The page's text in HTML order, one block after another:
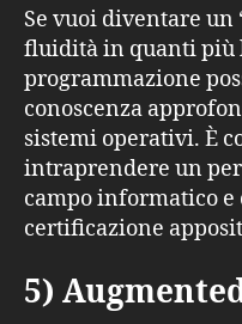
Se vuoi diventare un
fluidità in quanti più
programmazione
conoscenza
sistemi operativi. È
intraprendere un
campo informatico e
certificazione
5)